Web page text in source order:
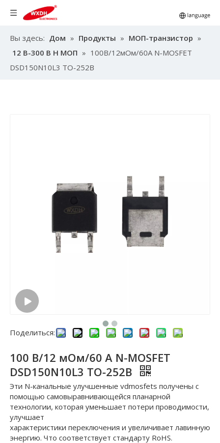
Вы здесь: Дом » Продукты » МОП-транзистор »
12 В-300 В Н МОП » 100В/12мОм/60А N-MOSFET
DSD150N10L3 TO-252B
Поделиться:
100 В/12 мОм/60 А N-MOSFET
DSD150N10L3 TO-252B
Эти N-канальные улучшенные vdmosfets получены с
помощью самовыравнивающейся планарной
технологии, которая уменьшает потери проводимости,
улучшает
характеристики переключения и увеличивает лавинную
энергию. Что соответствует стандарту RoHS.